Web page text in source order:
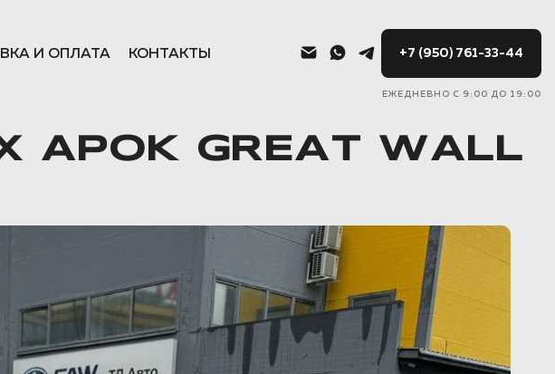
И ОПЛАТА КОНТАКТЫ +7 (950) 761-33-44
ЕЖЕДНЕВНО С 9:00 ДО 19:00
GREAT WALL